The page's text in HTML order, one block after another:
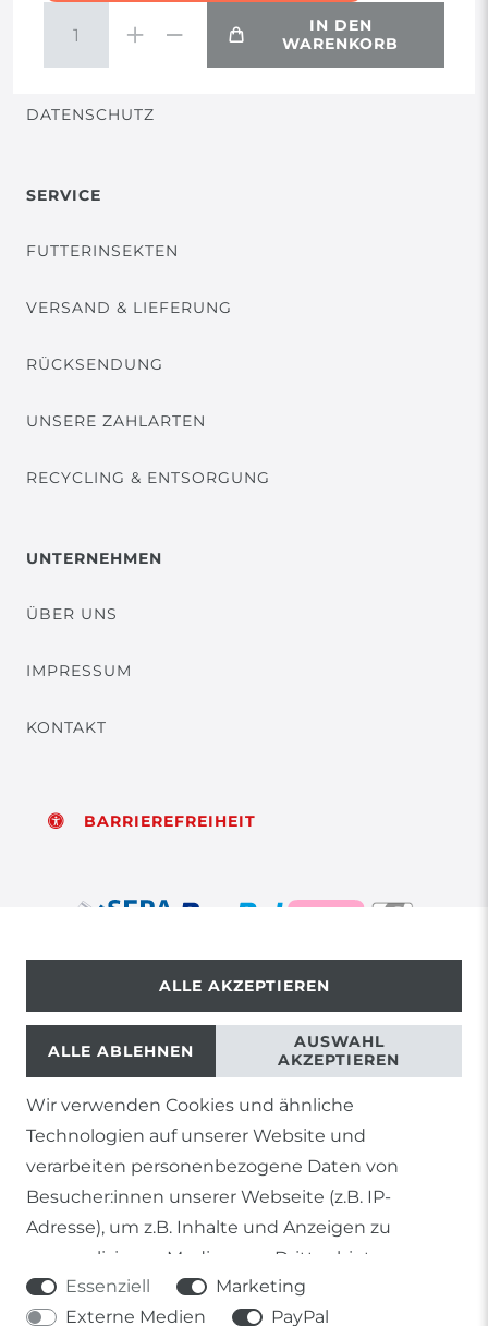
IN DEN
WARENKORB
DATENSCHUTZ
SERVICE
FUTTERINSEKTEN
VERSAND & LIEFERUNG
RÜCKSENDUNG
UNSERE ZAHLARTEN
RECYCLING & ENTSORGUNG
UNTERNEHMEN
ÜBER UNS
IMPRESSUM
KONTAKT
BARRIEREFREIHEIT
© Copyright 2026 | Alle Rechte vorbehalten.
1) Gilt nicht für Sendungen mit Futterinsekten,
Lebendpflanzen, Frostfutter oder lebende Tiere, sowie
Lieferungen per Spedition
2) gilt für sofort lieferbare Artikel und Produkte die keine
gesonderte Versandregelung besitzen.
Prozentangaben von Sonderangeboten auf die Ersparnis
gegenüber der UVP des Herstellers.
Wir verwenden Cookies und ähnliche
Technologien auf unserer Website und
verarbeiten personenbezogene Daten von
Besucher:innen unserer Webseite (z.B. IP-
Adresse), um z.B. Inhalte und Anzeigen zu
personalisieren, Medien von Drittanbietern
einzubinden oder Zugriffe auf unsere Website zu
analysieren. Die Datenverarbeitung erfolgt erst
Essenziell
Marketing
Externe Medien
PayPal
ALLE AKZEPTIEREN
ALLE ABLEHNEN
AUSWAHL
AKZEPTIEREN